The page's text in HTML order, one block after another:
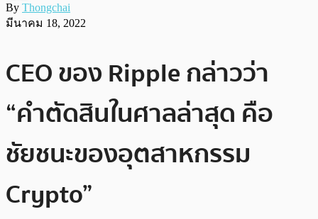
By Thongchai
มีนาคม 18, 2022
CEO ของ Ripple กล่าวว่า
“คำตัดสินในศาลล่าสุด คือ
ชัยชนะของอุตสาหกรรม
Crypto”